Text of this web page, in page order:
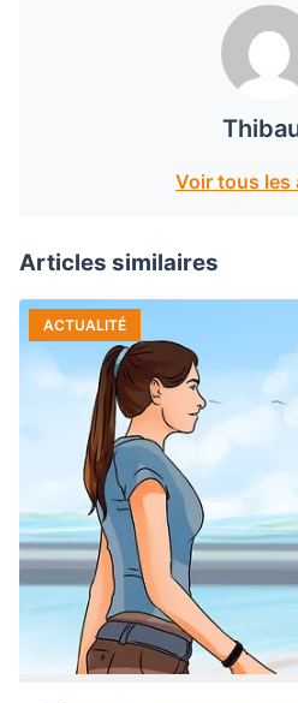
Voir tous les
Articles similaires
ACTUALITÉ